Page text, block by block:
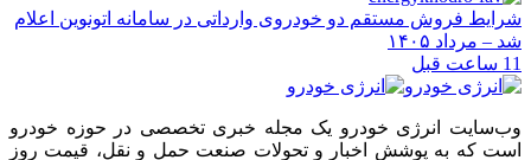
شرایط فروش مستقم دو خودروی وارداتی در سامانه اتونوین اعلام
شد – مرداد ۱۴۰۵
11 ساعت قبل
وب‌سایت انرژی خودرو یک مجله خبری تخصصی در حوزه خودرو
است که به پوشش اخبار و تحولات صنعت حمل و نقل، قیمت روز